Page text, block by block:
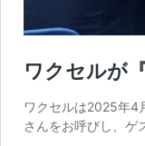
ワクセルが
ワクセルは2025年4
さんをお呼びし、